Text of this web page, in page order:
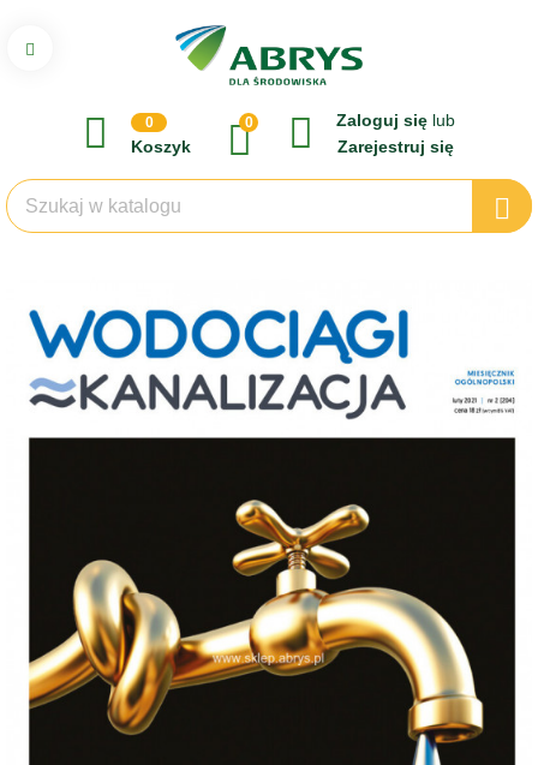
0
Koszyk
0 Zaloguj się lub
Zarejestruj się